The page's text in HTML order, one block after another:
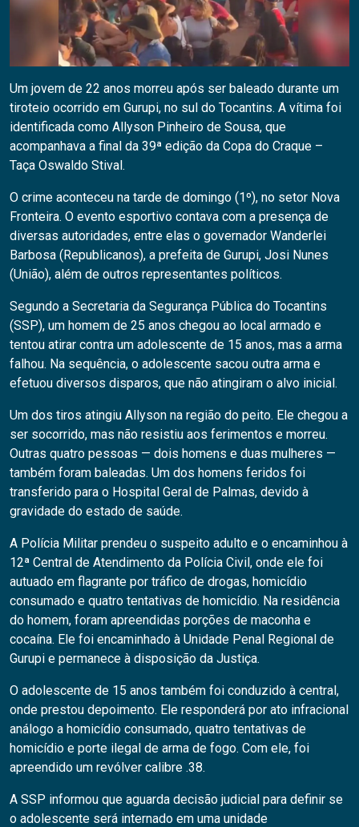
Um jovem de 22 anos morreu após ser baleado durante um
tiroteio ocorrido em Gurupi, no sul do Tocantins. A vítima foi
identificada como Allyson Pinheiro de Sousa, que
acompanhava a final da 39ª edição da Copa do Craque –
Taça Oswaldo Stival.
O crime aconteceu na tarde de domingo (1º), no setor Nova
Fronteira. O evento esportivo contava com a presença de
diversas autoridades, entre elas o governador Wanderlei
Barbosa (Republicanos), a prefeita de Gurupi, Josi Nunes
(União), além de outros representantes políticos.
Segundo a Secretaria da Segurança Pública do Tocantins
(SSP), um homem de 25 anos chegou ao local armado e
tentou atirar contra um adolescente de 15 anos, mas a arma
falhou. Na sequência, o adolescente sacou outra arma e
efetuou diversos disparos, que não atingiram o alvo inicial.
Um dos tiros atingiu Allyson na região do peito. Ele chegou a
ser socorrido, mas não resistiu aos ferimentos e morreu.
Outras quatro pessoas — dois homens e duas mulheres —
também foram baleadas. Um dos homens feridos foi
transferido para o Hospital Geral de Palmas, devido à
gravidade do estado de saúde.
A Polícia Militar prendeu o suspeito adulto e o encaminhou à
12ª Central de Atendimento da Polícia Civil, onde ele foi
autuado em flagrante por tráfico de drogas, homicídio
consumado e quatro tentativas de homicídio. Na residência
do homem, foram apreendidas porções de maconha e
cocaína. Ele foi encaminhado à Unidade Penal Regional de
Gurupi e permanece à disposição da Justiça.
O adolescente de 15 anos também foi conduzido à central,
onde prestou depoimento. Ele responderá por ato infracional
análogo a homicídio consumado, quatro tentativas de
homicídio e porte ilegal de arma de fogo. Com ele, foi
apreendido um revólver calibre .38.
A SSP informou que aguarda decisão judicial para definir se
o adolescente será internado em uma unidade